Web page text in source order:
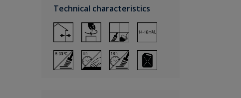
Technical characteristics